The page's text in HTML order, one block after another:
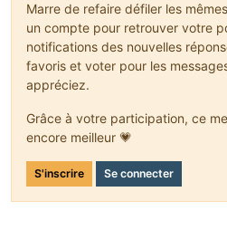
Marre de refaire défiler les
un compte pour retrouver votre
notifications des nouvelles
favoris et voter pour les
appréciez.
Grâce à votre participation, ce
encore meilleur 💗
S'inscrire Se connecter